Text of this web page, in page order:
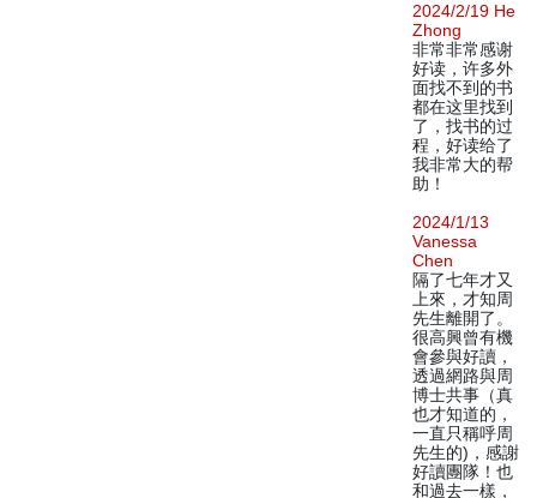
2024/2/19 He
Zhong
非常非常感谢
好读，许多外
面找不到的书
都在这里找到
了，找书的过
程，好读给了
我非常大的帮
助！
2024/1/13
Vanessa
Chen
隔了七年才又
上來，才知周
先生離開了。
很高興曾有機
會參與好讀，
透過網路與周
博士共事（真
也才知道的，
一直只稱呼周
先生的)，感謝
好讀團隊！也
和過去一樣，